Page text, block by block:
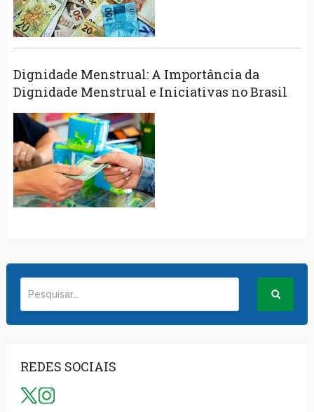
Dignidade Menstrual: A Importância da
Dignidade Menstrual e Iniciativas no Brasil
REDES SOCIAIS